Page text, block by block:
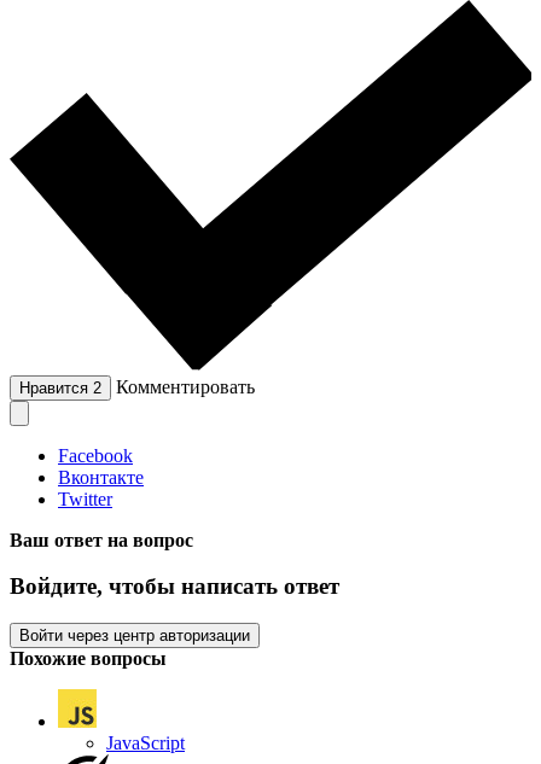
Нравится 2 Комментировать
Facebook
Вконтакте
Twitter
Ваш ответ на вопрос
Войдите, чтобы написать ответ
Войти через центр авторизации
Похожие вопросы
JavaScript